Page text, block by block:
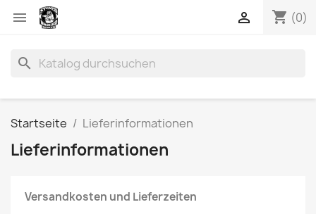
 shopping_cart (0)

search
Startseite Lieferinformationen
Lieferinformationen
Versandkosten und Lieferzeiten